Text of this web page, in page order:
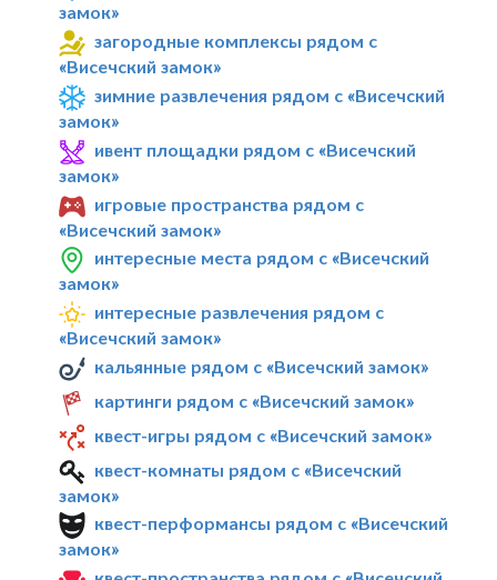
замок»
загородные комплексы рядом с
«Висечский замок»
зимние развлечения рядом с «Висечский
замок»
ивент площадки рядом с «Висечский
замок»
игровые пространства рядом с
«Висечский замок»
интересные места рядом с «Висечский
замок»
интересные развлечения рядом с
«Висечский замок»
кальянные рядом с «Висечский замок»
картинги рядом с «Висечский замок»
квест-игры рядом с «Висечский замок»
квест-комнаты рядом с «Висечский
замок»
квест-перформансы рядом с «Висечский
замок»